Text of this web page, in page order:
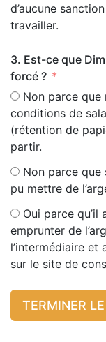
d’aucune
travailler.
3. Est-ce que
forcé ?
Non parce que
conditions de
(rétention de
partir.
Non parce
pu mettre de
Oui parce qu’il
emprunter de
l’intermédiaire et
sur le site de
TERMINER